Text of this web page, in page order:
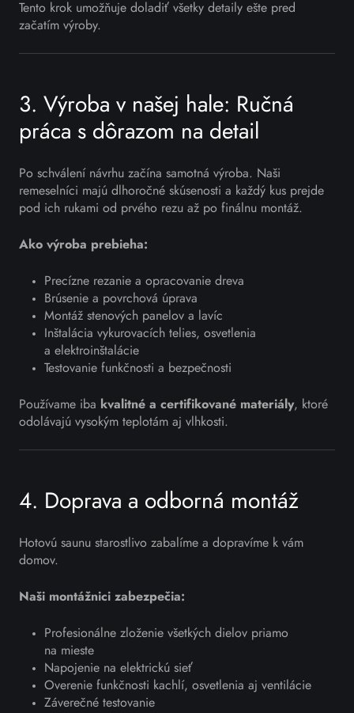
Tento krok umožňuje doladiť všetky detaily ešte pred
začatím výroby.
3. Výroba v našej hale: Ručná
práca s dôrazom na detail
Po schválení návrhu začína samotná výroba. Naši
remeselníci majú dlhoročné skúsenosti a každý kus prejde
pod ich rukami od prvého rezu až po finálnu montáž.
Ako výroba prebieha:
Precízne rezanie a opracovanie dreva
Brúsenie a povrchová úprava
Montáž stenových panelov a lavíc
Inštalácia vykurovacích telies, osvetlenia
a elektroinštalácie
Testovanie funkčnosti a bezpečnosti
Používame iba kvalitné a certifikované materiály, ktoré
odolávajú vysokým teplotám aj vlhkosti.
4. Doprava a odborná montáž
Hotovú saunu starostlivo zabalíme a dopravíme k vám
domov.
Naši montážnici zabezpečia:
Profesionálne zloženie všetkých dielov priamo
na mieste
Napojenie na elektrickú sieť
Overenie funkčnosti kachlí, osvetlenia aj ventilácie
Záverečné testovanie